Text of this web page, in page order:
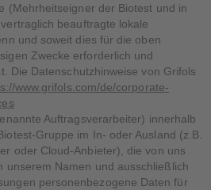
(Mehrheitseigner der Biotest und in
beauftragte lokale
und soweit dies für die oben
Zwecke erforderlich und
Die Datenschutzhinweise von Grifols
www.grifols.com/de/corporate-
Auftragsverarbeiter) innerhalb
Gruppe im In- oder Ausland (z.B.
oder Cloud-Anbieter), die von uns
unserem Namen und ausschließlich
personenbezogene Daten für